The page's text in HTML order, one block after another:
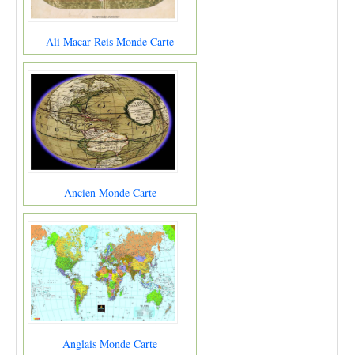
Ali Macar Reis Monde Carte
Ancien Monde Carte
Anglais Monde Carte